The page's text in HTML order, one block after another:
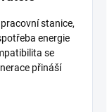
stanice,
energie
se
přináší